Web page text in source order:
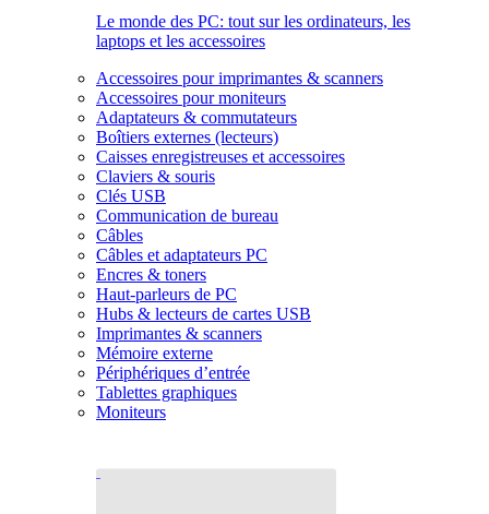
Le monde des PC: tout sur les ordinateurs, les
laptops et les accessoires
Accessoires pour imprimantes & scanners
Accessoires pour moniteurs
Adaptateurs & commutateurs
Boîtiers externes (lecteurs)
Caisses enregistreuses et accessoires
Claviers & souris
Clés USB
Communication de bureau
Câbles
Câbles et adaptateurs PC
Encres & toners
Haut-parleurs de PC
Hubs & lecteurs de cartes USB
Imprimantes & scanners
Mémoire externe
Périphériques d’entrée
Tablettes graphiques
Moniteurs